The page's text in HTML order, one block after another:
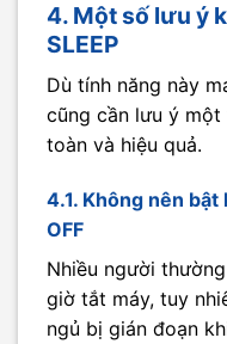
4. Một số lưu ý
SLEEP
Dù tính năng này
cũng cần lưu ý
toàn và hiệu quả.
4.1. Không nên
OFF
Nhiều người
giờ tắt máy, tuy
ngủ bị gián đoạn